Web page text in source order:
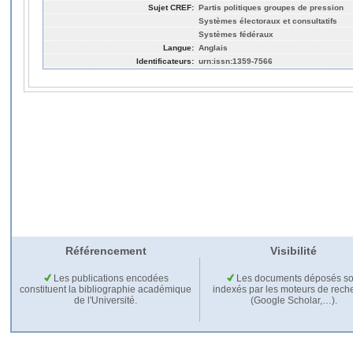
Sujet CREF: Partis politiques groupes de pression
Systèmes électoraux et consultatifs
Systèmes fédéraux
Langue: Anglais
Identificateurs: urn:issn:1359-7566
Référencement Visibilité
Les publications encodées
constituent la bibliographie académique
de l'Université.
Les documents déposés
indexés par les moteurs de
(Google Scholar,…).